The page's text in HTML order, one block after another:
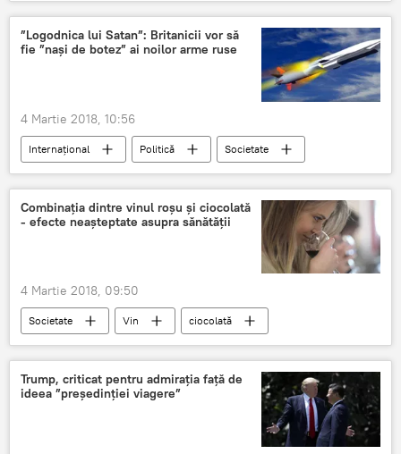
Societate
Hans Klemm
Toader Tudorel
DNA
sprijin
Scandalul în jurul Laurei Kodruța Kovesi
”Logodnica lui Satan”: Britanicii vor să
fie ”nași de botez” ai noilor arme ruse
4 Martie 2018, 10:56
Internaţional Politică
Societate
Rusia
Marea Britanie
racheta hipersonică
denumire
propunere
Combinaţia dintre vinul roşu şi ciocolată
- efecte neașteptate asupra sănătății
4 Martie 2018, 09:50
Societate Vin
ciocolată
SĂNĂTATE
Trump, criticat pentru admirația față de
ideea ”președinției viagere”